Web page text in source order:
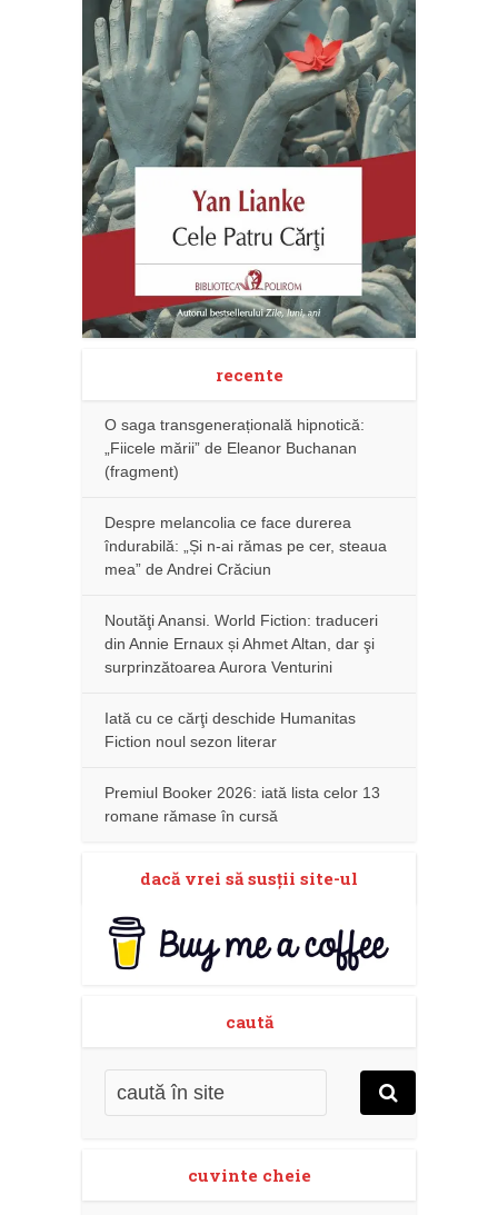
recente
O saga transgenerațională hipnotică:
„Fiicele mării” de Eleanor Buchanan
(fragment)
Despre melancolia ce face durerea
îndurabilă: „Și n-ai rămas pe cer, steaua
mea” de Andrei Crăciun
Noutăţi Anansi. World Fiction: traduceri
din Annie Ernaux și Ahmet Altan, dar şi
surprinzătoarea Aurora Venturini
Iată cu ce cărţi deschide Humanitas
Fiction noul sezon literar
Premiul Booker 2026: iată lista celor 13
romane rămase în cursă
dacă vrei să susţii site-ul
caută
cuvinte cheie